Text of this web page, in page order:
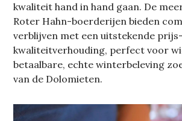
kwaliteit hand in hand gaan. De
Roter Hahn-boerderijen bieden
verblijven met een uitstekende prijs-
kwaliteitverhouding, perfect voor
betaalbare, echte winterbeleving
van de Dolomieten.